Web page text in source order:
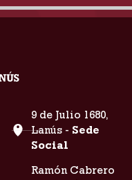
9 de Julio 1680,
Lanús - Sede
Social
Ramón Cabrero